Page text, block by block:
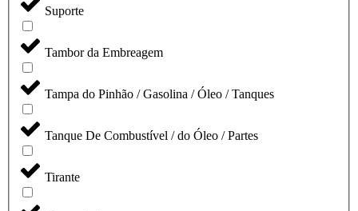
Suporte
Tambor da Embreagem
Tampa do Pinhão / Gasolina / Óleo / Tanques
Tanque De Combustível / do Óleo / Partes
Tirante